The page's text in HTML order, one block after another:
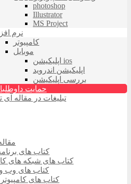
photoshop
Illustrator
MS Project
نرم
کامپیوتر
موبایل
اپلیکیشن ios
اپلیکیشن اندروید
بررسی اپلیکیشن
حمایت
تبلیغات در مقاله آی
کتاب های
کتاب های شبکه های
کتاب های وب و
کتاب های